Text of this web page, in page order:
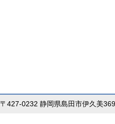
〒427-0232 静岡県島田市伊久美